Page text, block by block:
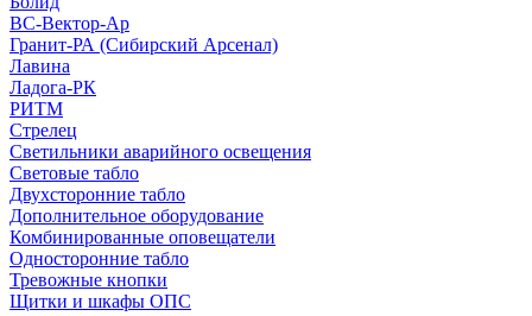
ВС-Вектор-Ар
Гранит-РА (Сибирский Арсенал)
Лавина
Ладога-РК
РИТМ
Стрелец
Светильники аварийного освещения
Световые табло
Двухсторонние табло
Дополнительное оборудование
Комбинированные оповещатели
Односторонние табло
Тревожные кнопки
Щитки и шкафы ОПС